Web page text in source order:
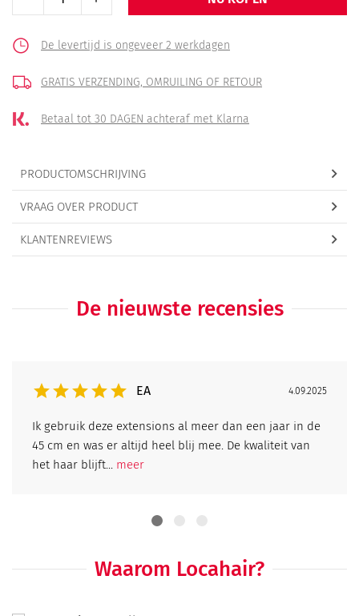
De levertijd is ongeveer 2 werkdagen
GRATIS VERZENDING, OMRUILING OF RETOUR
Betaal tot 30 DAGEN achteraf met Klarna
PRODUCTOMSCHRIJVING
VRAAG OVER PRODUCT
KLANTENREVIEWS
De nieuwste recensies
EA 4.09.2025
Ik gebruik deze extensions al meer dan een jaar in de
45 cm en was er altijd heel blij mee. De kwaliteit van
het haar blijft... meer
Waarom Locahair?